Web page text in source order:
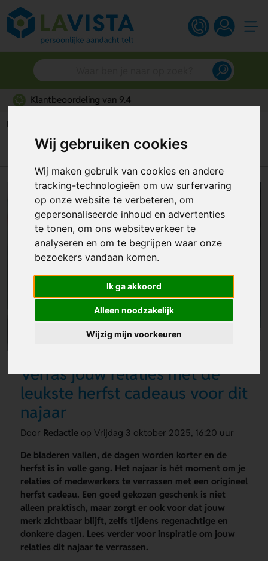
Wij gebruiken cookies
Wij maken gebruik van cookies en andere
tracking-technologieën om uw surfervaring
op onze website te verbeteren, om
gepersonaliseerde inhoud en advertenties
te tonen, om ons websiteverkeer te
analyseren en om te begrijpen waar onze
bezoekers vandaan komen.
Ik ga akkoord
Alleen noodzakelijk
Wijzig mijn voorkeuren
Snelle persoonlijke service
Home
Verras jouw relaties met de leukste herfst cadeaus voor
dit najaar
Verras jouw relaties met de
leukste herfst cadeaus voor dit
najaar
Door Redactieop Vrijdag 3 oktober 2025, 16:20 uur
De bladeren vallen, de dagen worden korter en de
herfst is in volle gang. Het najaar is hét moment om je
relaties of medewerkers te verrassen met een origineel
herfst cadeau. Een goed gekozen geschenk is niet
alleen praktisch, maar zorgt er ook voor dat jouw
merk zichtbaar blijft, zelfs tijdens regenachtige en
donkere dagen. Lees verder voor inspiratie om jouw
relaties dit najaar te verrassen.